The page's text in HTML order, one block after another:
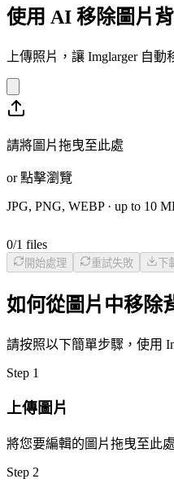
使用 AI 移除圖片
上傳照片，讓 Imglarger 自
請將圖片拖曳至此處
or 點擊瀏覽
JPG, PNG, WEBP· up to 10
0/1 files
開始處理 重試失敗
如何從圖片中移除
請按照以下簡單步驟，使用
Step 1
上傳圖片
將您要編輯的圖片拖曳至此
Step 2